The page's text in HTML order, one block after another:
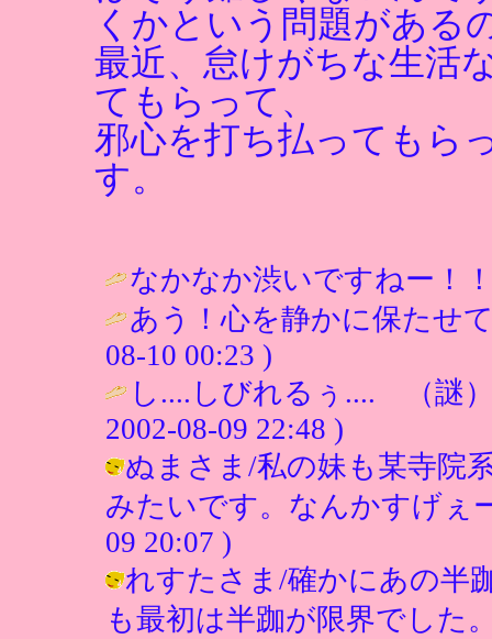
くかという問題がある
最近、怠けがちな生活
てもらって、
邪心を打ち払ってもら
す。
なかなか渋いですねー！
あう！心を静かに保たせ
08-10 00:23 )
し....しびれるぅ.... （謎
2002-08-09 22:48 )
ぬまさま/私の妹も某寺院
みたいです。なんかすげぇ
09 20:07 )
れすたさま/確かにあの半
も最初は半跏が限界でした